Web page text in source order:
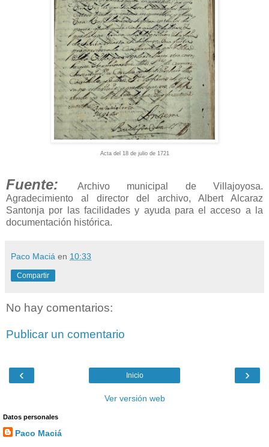
Acta del 18 de julio de 1721
Fuente:
Archivo municipal de Villajoyosa.
Agradecimiento al director del archivo, Albert Alcaraz
Santonja por las facilidades y ayuda para el acceso a la
documentación histórica.
Paco Maciá en 10:33
Compartir
No hay comentarios:
Publicar un comentario
‹ ›
Inicio
Ver versión web
Datos personales
Paco Maciá